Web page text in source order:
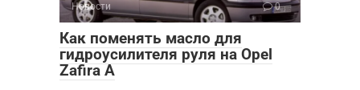
Новости 0
Как поменять масло для
гидроусилителя руля на Opel
Zafira A